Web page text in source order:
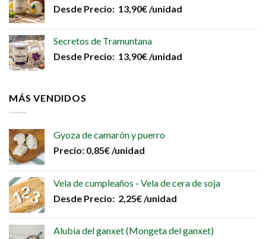
Desde Precio: 13,90€/unidad
Secretos de Tramuntana
Desde Precio: 13,90€/unidad
MÁS VENDIDOS
Gyoza de camarón y puerro
Precio: 0,85€ /unidad
Vela de cumpleaños - Vela de cera de soja
Desde Precio: 2,25€ /unidad
Alubia del ganxet (Mongeta del ganxet)